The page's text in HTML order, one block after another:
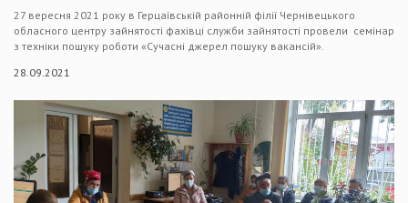
27 вересня 2021 року в Герцаївській районній філії Чернівецького
обласного центру зайнятості фахівці служби зайнятості провели семінар
з техніки пошуку роботи «Сучасні джерел пошуку вакансій».
28.09.2021